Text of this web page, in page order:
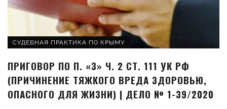
СУДЕБНАЯ ПРАКТИКА ПО КРЫМУ
ПРИГОВОР ПО П. «З» Ч. 2 СТ. 111 УК РФ
(ПРИЧИНЕНИЕ ТЯЖКОГО ВРЕДА ЗДОРОВЬЮ,
ОПАСНОГО ДЛЯ ЖИЗНИ) | ДЕЛО № 1-39/2020